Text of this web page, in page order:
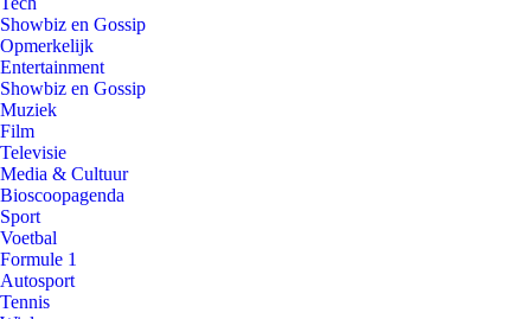
Showbiz en Gossip
Opmerkelijk
Entertainment
Showbiz en Gossip
Muziek
Film
Televisie
Media & Cultuur
Bioscoopagenda
Sport
Voetbal
Formule 1
Autosport
Tennis